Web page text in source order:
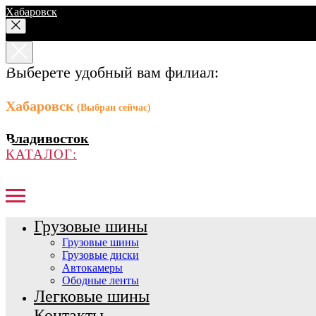
Хабаровск
Выберете удобный вам филиал:
Хабаровск (Выбран сейчас)
Владивосток
КАТАЛОГ:
Грузовые шины
Грузовые шины
Грузовые диски
Автокамеры
Ободные ленты
Легковые шины